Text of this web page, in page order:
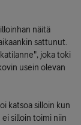
näitä
sattunut.
joka toki
usein olevan
katsoa silloin kun
silloin toimi niin